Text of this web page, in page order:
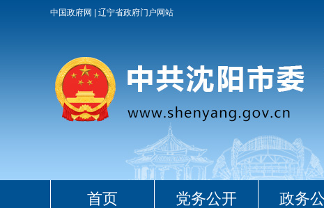
中国政府网 辽宁省政府门户网站
首页 党务公开 政务